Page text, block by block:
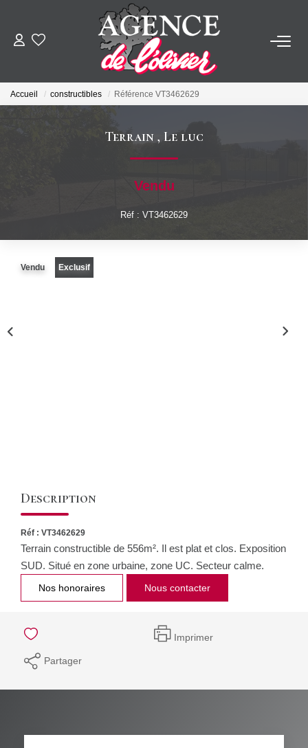
ACHETER
FAIRE GÉRER
Accueil constructibles Référence VT3462629
Terrain , Le luc
Vendu
Réf : VT3462629
Vendu Exclusif
Description
Réf : VT3462629
Terrain constructible de 556m². Il est plat et clos. Exposition
SUD. Situé en zone urbaine, zone UC. Secteur calme.
Nos honoraires Nous contacter
Imprimer
Partager